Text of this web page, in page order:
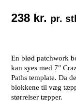
238 kr. pr.
En blød patchwork
kan syes med 7″
Paths template. Da
blokkene til væg
størrelser tæpper.